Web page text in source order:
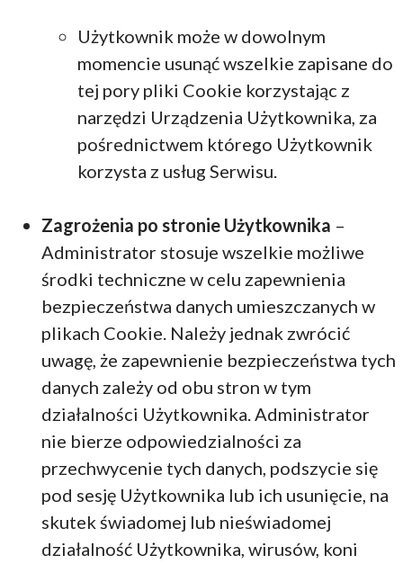
Użytkownik może w dowolnym
momencie usunąć wszelkie zapisane do
tej pory pliki Cookie korzystając z
narzędzi Urządzenia Użytkownika, za
pośrednictwem którego Użytkownik
korzysta z usług Serwisu.
Zagrożenia po stronie Użytkownika –
Administrator stosuje wszelkie możliwe
środki techniczne w celu zapewnienia
bezpieczeństwa danych umieszczanych w
plikach Cookie. Należy jednak zwrócić
uwagę, że zapewnienie bezpieczeństwa tych
danych zależy od obu stron w tym
działalności Użytkownika. Administrator
nie bierze odpowiedzialności za
przechwycenie tych danych, podszycie się
pod sesję Użytkownika lub ich usunięcie, na
skutek świadomej lub nieświadomej
działalność Użytkownika, wirusów, koni